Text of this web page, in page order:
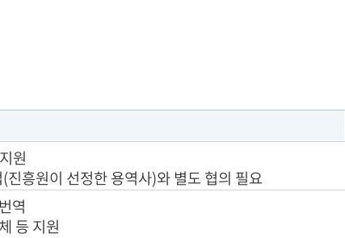
원
흥원이 선정한 용역사)와 별도 협의 필요
역
등 지원